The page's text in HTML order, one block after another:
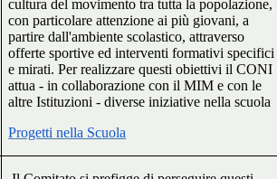
cultura del movimento tra tutta la popolazione,
con particolare attenzione ai più giovani, a
partire dall'ambiente scolastico, attraverso
offerte sportive ed interventi formativi specifici
e mirati. Per realizzare questi obiettivi il CONI
attua - in collaborazione con il MIM e con le
altre Istituzioni - diverse iniziative nella scuola
Progetti nella Scuola